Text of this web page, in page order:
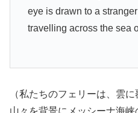
eye is drawn to a
travelling across the sea
（私たちのフェリーは、雲
山々を背景にメッシーナ海